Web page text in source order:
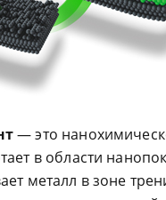
— это
в области
металл в зоне